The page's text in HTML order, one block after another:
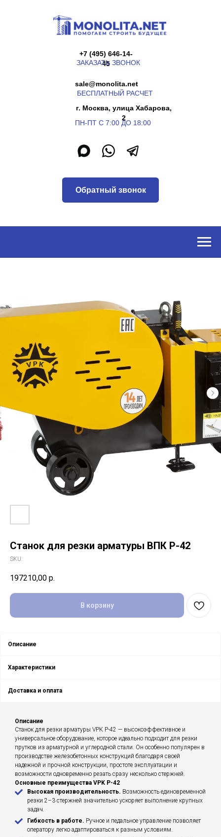
г. Москва, улица Хабарова,
ПН-ПТ С 7:00 ДО 18:00
45
ЗАКАЗАТЬ ЗВОНОК
БЕСПЛАТНЫЙ РАСЧЕТ
Станок для резки арматуры ВПК Р-42
SKU:
197210,00 р.
В корзину
Описание
Характеристики
Доставка и оплата
Описание
Станок для резки арматуры VPK Р-42 — высокоэффективное и
универсальное оборудование, которое идеально подходит для резки
прутков из арматурной и углеродной стали. Он особенно популярен в
производстве железобетонных конструкций благодаря своей
надежной и прочной конструкции, простоте эксплуатации и
возможности одновременно резать сразу несколько стержней.
Основные преимущества VPK Р-42
Высокая производительность. Возможность единовременной
резки 2–3 стержней значительно ускоряет выполнение крупных
задач.
Гибкость в работе. Ручное и педальное управление позволяет
оператору легко адаптироваться к разным условиям.